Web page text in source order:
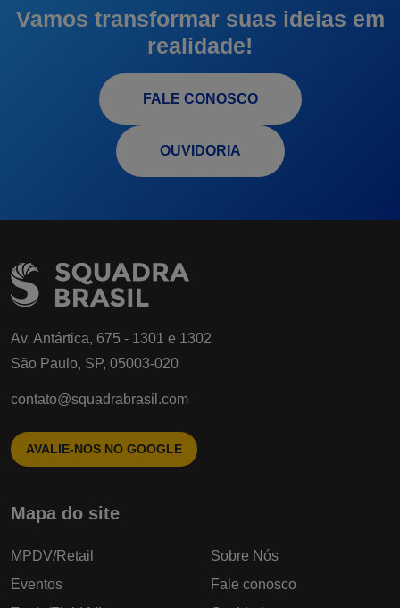
Vamos transformar suas ideias em
realidade!
FALE CONOSCO
OUVIDORIA
Av. Antártica, 675 - 1301 e 1302
São Paulo, SP, 05003-020
contato@squadrabrasil.com
AVALIE-NOS NO GOOGLE
Mapa do site
MPDV/Retail
Eventos
Sobre Nós
Fale conosco